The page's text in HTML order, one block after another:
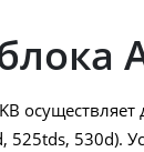
525tds, 530d).